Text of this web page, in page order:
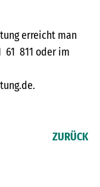
erreicht man
61 811 oder im
ZURÜCK